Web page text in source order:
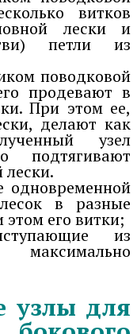
витков
лески и
петли из
поводковой
продевают в
При этом ее,
делают как
узел
подтягивают
одновременной
в разные
его витки;
из
узлы для